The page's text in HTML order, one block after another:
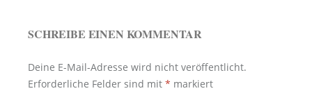
SCHREIBE EINEN KOMMENTAR
Deine E-Mail-Adresse wird nicht veröffentlicht.
Erforderliche Felder sind mit * markiert